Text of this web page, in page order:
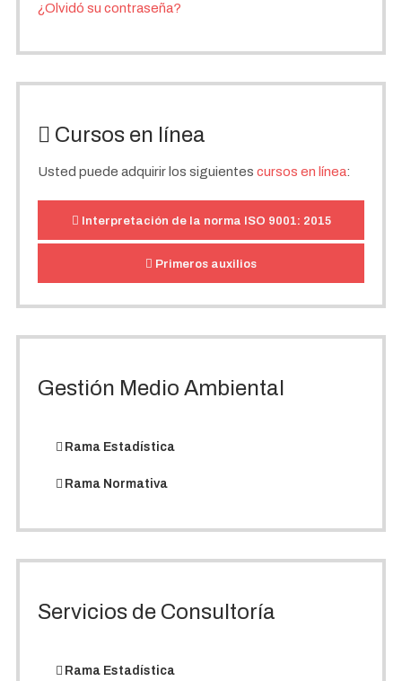
¿Olvidó su contraseña?
Cursos en línea
Usted puede adquirir los siguientes cursos en línea:
Interpretación de la norma ISO 9001: 2015
Primeros auxilios
Gestión Medio Ambiental
Rama Estadística
Rama Normativa
Servicios de Consultoría
Rama Estadística